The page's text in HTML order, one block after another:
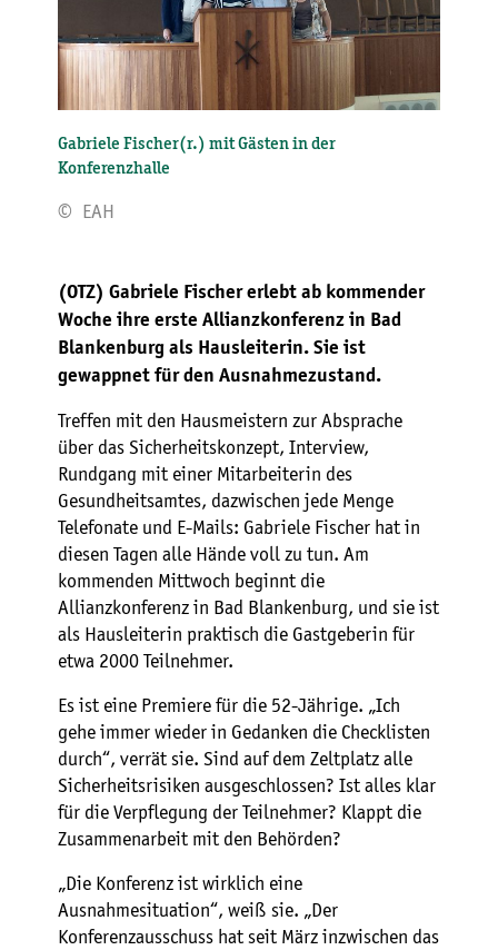
Gabriele Fischer(r.) mit Gästen in der
Konferenzhalle
© EAH
(OTZ) Gabriele Fischer erlebt ab kommender
Woche ihre erste Allianzkonferenz in Bad
Blankenburg als Hausleiterin. Sie ist
gewappnet für den Ausnahmezustand.
Treffen mit den Hausmeistern zur Absprache
über das Sicherheitskonzept, Interview,
Rundgang mit einer Mitarbeiterin des
Gesundheitsamtes, dazwischen jede Menge
Telefonate und E-Mails: Gabriele Fischer hat in
diesen Tagen alle Hände voll zu tun. Am
kommenden Mittwoch beginnt die
Allianzkonferenz in Bad Blankenburg, und sie ist
als Hausleiterin praktisch die Gastgeberin für
etwa 2000 Teilnehmer.
Es ist eine Premiere für die 52-Jährige. „Ich
gehe immer wieder in Gedanken die Checklisten
durch“, verrät sie. Sind auf dem Zeltplatz alle
Sicherheitsrisiken ausgeschlossen? Ist alles klar
für die Verpflegung der Teilnehmer? Klappt die
Zusammenarbeit mit den Behörden?
„Die Konferenz ist wirklich eine
Ausnahmesituation“, weiß sie. „Der
Konferenzausschuss hat seit März inzwischen das